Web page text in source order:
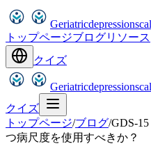
トップページブログリソース
クイズ
クイズ
トップページ/ブログ/GDS-
つ病尺度を使用すべきか？